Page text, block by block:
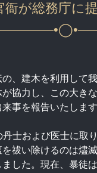
衙が総務庁に
、建木を利用して
協力し、この大
事を報告いたします
士および医士に
祓い除けるのは
した。現在、暴